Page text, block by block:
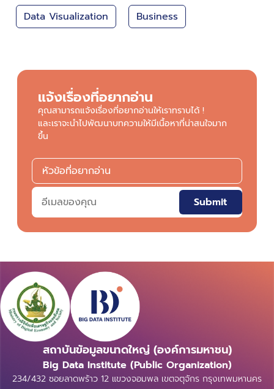
Data Visualization Business
แจ้งเรื่องที่อยากอ่าน
คุณสามารถแจ้งเรื่องที่อยากอ่านให้เราทราบได้ !
และเราจะนำไปพัฒนาบทความให้มีเนื้อหาที่น่าสนใจมาก
ขึ้น
Submit
สถาบันข้อมูลขนาดใหญ่ (องค์การมหาชน)
Big Data Institute (Public Organization)
234/432 ซอยลาดพร้าว 12 แขวงจอมพล เขตจตุจักร กรุงเทพมหานคร